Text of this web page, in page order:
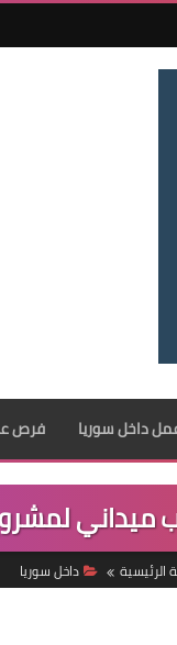
داخل سوريا فرص
الرئيسية داخل سوريا